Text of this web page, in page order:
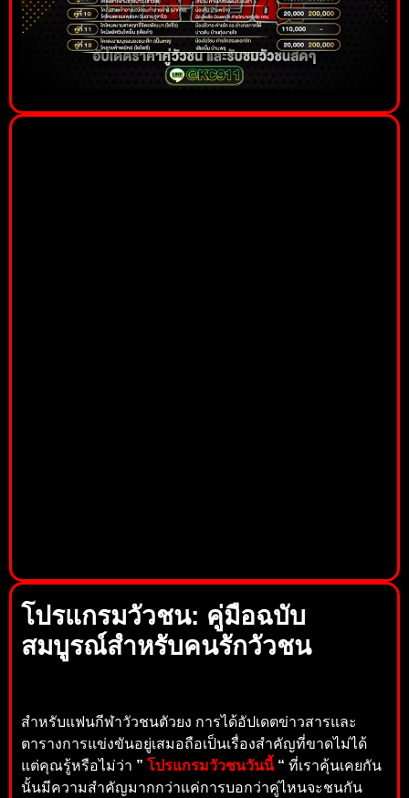
โปรแกรมวัวชน: คู่มือฉบับ
สมบูรณ์สำหรับคนรักวัวชน
สำหรับแฟนกีฬาวัวชนตัวยง การได้อัปเดตข่าวสารและ
ตารางการแข่งขันอยู่เสมอถือเป็นเรื่องสำคัญที่ขาดไม่ได้
แต่คุณรู้หรือไม่ว่า ” โปรแกรมวัวชนวันนี้ “ ที่เราคุ้นเคยกัน
นั้นมีความสำคัญมากกว่าแค่การบอกว่าคู่ไหนจะชนกัน